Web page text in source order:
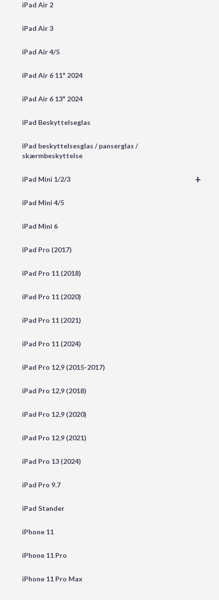
iPad Air 2
iPad Air 3
iPad Air 4/5
iPad Air 6 11" 2024
iPad Air 6 13" 2024
iPad Beskyttelseglas
iPad beskyttelsesglas / panserglas /
skærmbeskyttelse
+
iPad Mini 1/2/3
iPad Mini 4/5
iPad Mini 6
iPad Pro (2017)
iPad Pro 11 (2018)
iPad Pro 11 (2020)
iPad Pro 11 (2021)
iPad Pro 11 (2024)
iPad Pro 12,9 (2015-2017)
iPad Pro 12,9 (2018)
iPad Pro 12,9 (2020)
iPad Pro 12,9 (2021)
iPad Pro 13 (2024)
iPad Pro 9.7
iPad Stander
iPhone 11
iPhone 11 Pro
iPhone 11 Pro Max